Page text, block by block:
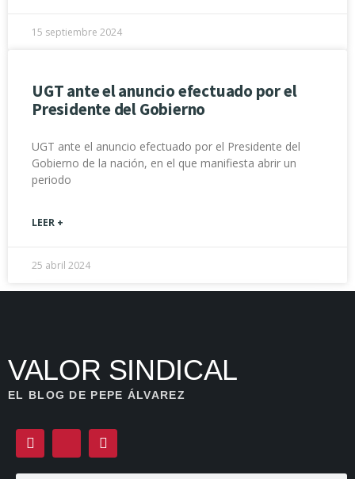
15 septiembre 2024
UGT ante el anuncio efectuado por el
Presidente del Gobierno
UGT ante el anuncio efectuado por el Presidente del
Gobierno de la nación, en el que manifiesta abrir un
periodo
LEER +
25 abril 2024
VALOR SINDICAL
EL BLOG DE PEPE ÁLVAREZ